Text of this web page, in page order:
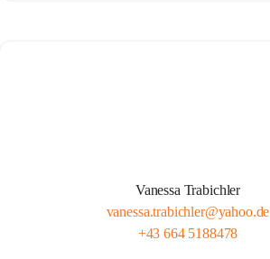
Vanessa Trabichler
vanessa.trabichler@yahoo.de
+43 664 5188478